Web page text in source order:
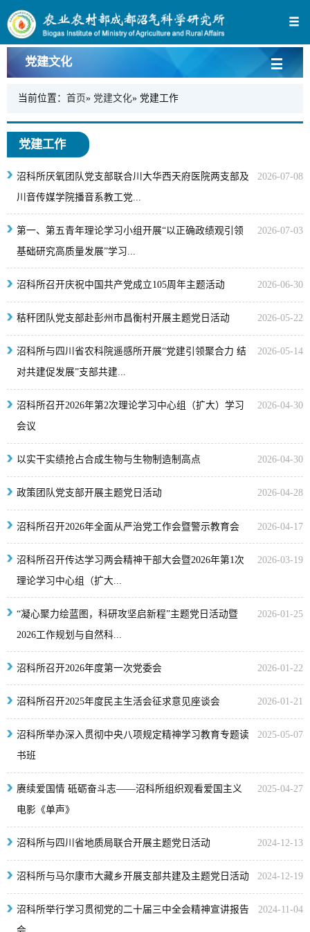
党建文化
当前位置： 首页» 党建文化» 党建工作
党建工作
2026-07-08
沼科所厌氧团队党支部联合川大华西天府医院两支部及
川音传媒学院播音系教工党...
2026-07-03
第一、第五青年理论学习小组开展“以正确政绩观引领
基础研究高质量发展”学习...
2026-06-30
沼科所召开庆祝中国共产党成立105周年主题活动
2026-05-22
秸秆团队党支部赴彭州市昌衡村开展主题党日活动
2026-05-14
沼科所与四川省农科院遥感所开展“党建引领聚合力 结
对共建促发展”支部共建...
2026-04-30
沼科所召开2026年第2次理论学习中心组（扩大）学习
会议
2026-04-30
以实干实绩抢占合成生物与生物制造制高点
2026-04-28
政策团队党支部开展主题党日活动
2026-04-17
沼科所召开2026年全面从严治党工作会暨警示教育会
2026-03-19
沼科所召开传达学习两会精神干部大会暨2026年第1次
理论学习中心组（扩大...
2026-01-25
“凝心聚力绘蓝图，科研攻坚启新程”主题党日活动暨
2026工作规划与自然科...
2026-01-22
沼科所召开2026年度第一次党委会
2026-01-21
沼科所召开2025年度民主生活会征求意见座谈会
2025-05-07
沼科所举办深入贯彻中央八项规定精神学习教育专题读
书班
2025-04-27
赓续爱国情 砥砺奋斗志——沼科所组织观看爱国主义
电影《单声》
2024-12-13
沼科所与四川省地质局联合开展主题党日活动
2024-12-19
沼科所与马尔康市大藏乡开展支部共建及主题党日活动
2024-11-04
沼科所举行学习贯彻党的二十届三中全会精神宣讲报告